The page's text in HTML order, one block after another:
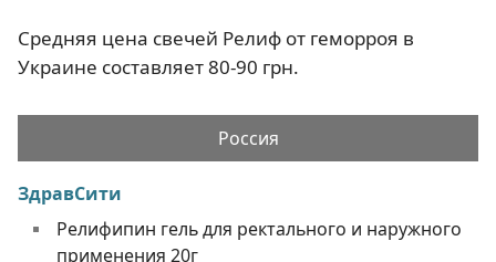
Средняя цена свечей Релиф от геморроя в
Украине составляет 80-90 грн.
Россия
ЗдравСити
Релифипин гель для ректального и наружного
применения 20г